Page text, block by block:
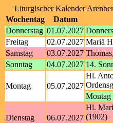
Liturgischer Kalender
Wochentag
Datum
Donnerstag 01.07.2027
Freitag
02.07.2027 Mariä
Samstag
03.07.2027
Sonntag
04.07.2027 14.
Montag 05.07.2027
Hl.
Montag
Dienstag 06.07.2027
Hl.
(1902)